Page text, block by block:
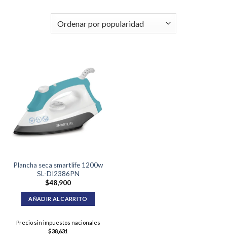
Plancha seca smartlife 1200w
SL-DI2386PN
$48,900
AÑADIR AL CARRITO
Precio sin impuestos nacionales
$38,631